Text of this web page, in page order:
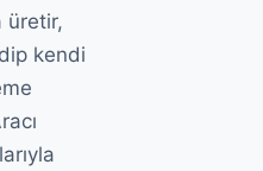
üretir,
kendi